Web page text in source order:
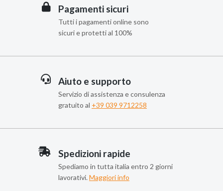
Pagamenti sicuri
Tutti i pagamenti online sono
sicuri e protetti al 100%
Aiuto e supporto
Servizio di assistenza e consulenza
gratuito al +39 039 9712258
Spedizioni rapide
Spediamo in tutta italia entro 2 giorni
lavorativi. Maggiori info